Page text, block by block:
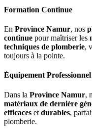
Formation Continue
En Province Namur, nos
continue pour maîtriser les
techniques de plomberie,
toujours à la pointe.
Équipement Professionnel
Dans la Province Namur,
matériaux de dernière
efficaces et durables,
plomberie.